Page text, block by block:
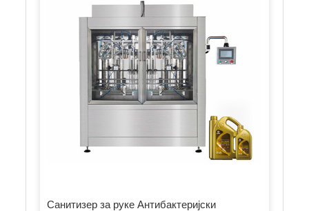
Санитизер за руке Антибактеријски